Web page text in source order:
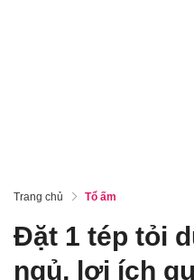
Trang chủ Tổ ấm
Đặt 1 tép tỏi
ngủ, lợi ích